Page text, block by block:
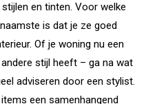
en tinten. Voor welke
is dat je ze goed
Of je woning nu een
stijl heeft – ga na wat
adviseren door een stylist.
een samenhangend